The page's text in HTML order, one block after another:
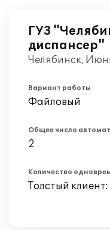
ГУЗ
диспансер"
Челябинск,
Вариант работы
Файловый
Общее число
2
Количество
Толстый клиент: